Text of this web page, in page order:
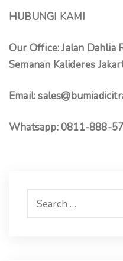
HUBUNGI KAMI
Our Office: Jalan Dahlia
Semanan Kalideres
Email:
Whatsapp: 0811-888-